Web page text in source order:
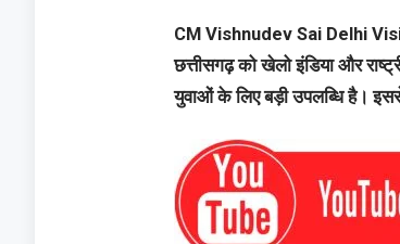
CM Vishnudev Sai Delhi
छत्तीसगढ़ को खेलो इंडिया और
युवाओं के लिए बड़ी उपलब्धि है।